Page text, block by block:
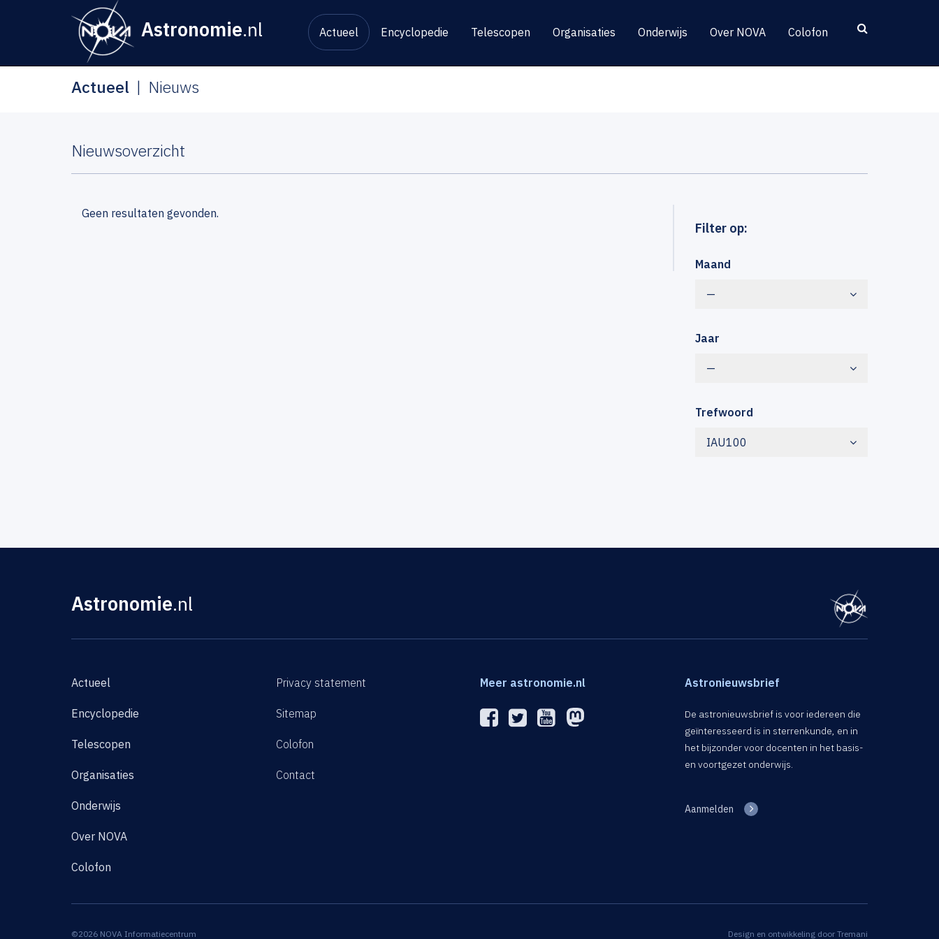
Astronomie.nl Actueel Encyclopedie Telescopen Organisaties Onderwijs Over NOVA Colofon
Actueel Nieuws
Nieuwsoverzicht
Filter op:
Maand
—
Jaar
—
Trefwoord
IAU100
Geen resultaten gevonden.
Astronomie.nl
Actueel
Encyclopedie
Telescopen
Organisaties
Onderwijs
Over NOVA
Colofon
Privacy statement
Sitemap
Colofon
Contact
Meer astronomie.nl Astronieuwsbrief
De astronieuwsbrief is voor iedereen die
geïnteresseerd is in sterrenkunde, en in
het bijzonder voor docenten in het basis-
en voortgezet onderwijs.
Aanmelden
©2026 NOVA Informatiecentrum Design en ontwikkeling door Tremani